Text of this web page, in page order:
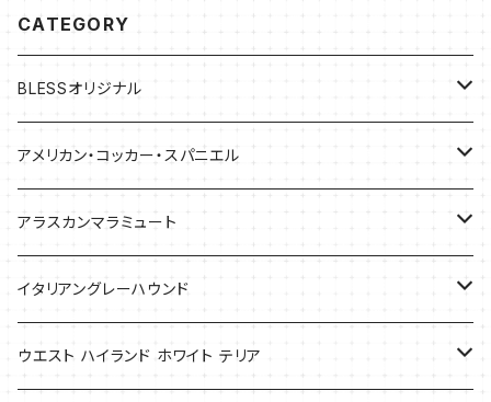
CATEGORY
BLESSオリジナル
バッグ
アメリカン・コッカー・スパニエル
バッグ
Tシャツ
アラスカンマラミュート
Tシャツ
バッグ
イタリアングレーハウンド
ケース
ウエスト ハイランド ホワイト テリア